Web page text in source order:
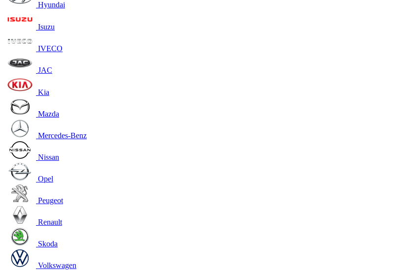
Hyundai
Isuzu
IVECO
JAC
Kia
Mazda
Mercedes-Benz
Nissan
Opel
Peugeot
Renault
Skoda
Volkswagen